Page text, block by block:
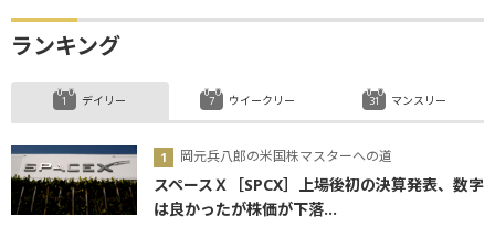
ランキング
デイリー
岡元兵八郎の米国株マスターへの道
スペースＸ［SPCX］上場後初の決算発表、数字
は良かったが株価が下落...
ウイークリー マンスリー